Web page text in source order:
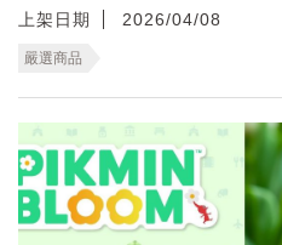
上架日期 2026/04/08
嚴選商品